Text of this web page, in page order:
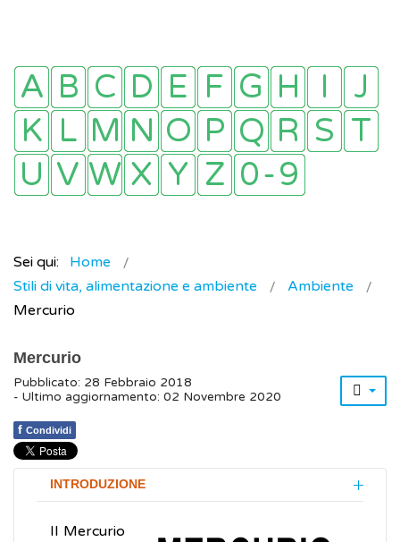
Sei qui:
Home
Stili di vita, alimentazione e ambiente
Ambiente
Mercurio
Mercurio
Pubblicato: 28 Febbraio 2018
- Ultimo aggiornamento: 02 Novembre 2020
f Condividi
INTRODUZIONE
Il Mercurio